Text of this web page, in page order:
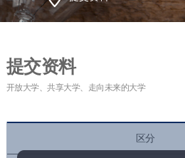
提交资料
区分